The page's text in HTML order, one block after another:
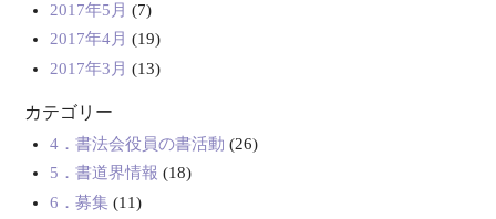
2017年5月 (7)
2017年4月 (19)
2017年3月 (13)
カテゴリー
4．書法会役員の書活動 (26)
5．書道界情報 (18)
6．募集(11)